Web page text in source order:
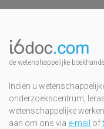
de wetenshappelijke boekhandel
Indien u
onderzoekscentrum,
wetenschappelijke
aan om ons via e-mail of